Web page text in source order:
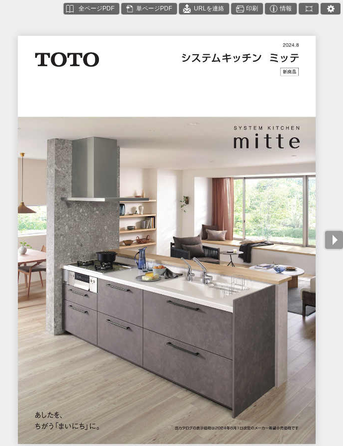
全ページPDF 単ページPDF URLを連絡 印刷 情報